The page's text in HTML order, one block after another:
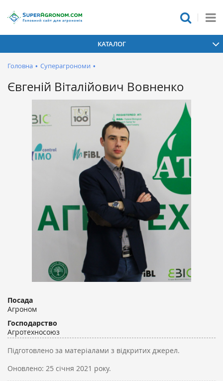
КАТАЛОГ
Головна • Суперагрономи •
Євгеній Віталійович Вовненко
Посада
Агроном
Господарство
Агротехносоюз
Підготовлено за матеріалами з відкритих джерел.
Оновлено: 25 січня 2021 року.